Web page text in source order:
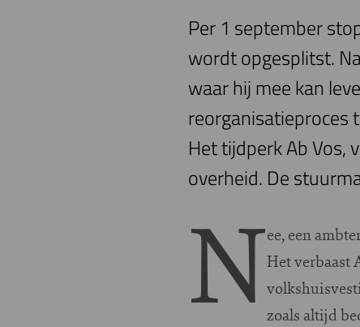
Per 1 september
wordt opgesplitst.
waar hij mee kan
reorganisatieproces
Het tijdperk Ab Vos,
overheid. De
Nee, een
Het verbaast
zoals altijd